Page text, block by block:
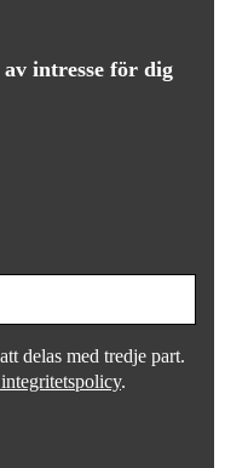
intresse för dig
delas med tredje part.
.